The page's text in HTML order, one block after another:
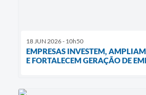
18 JUN 2026 - 10h50
EMPRESAS INVESTEM,
E FORTALECEM GERAÇÃO DE